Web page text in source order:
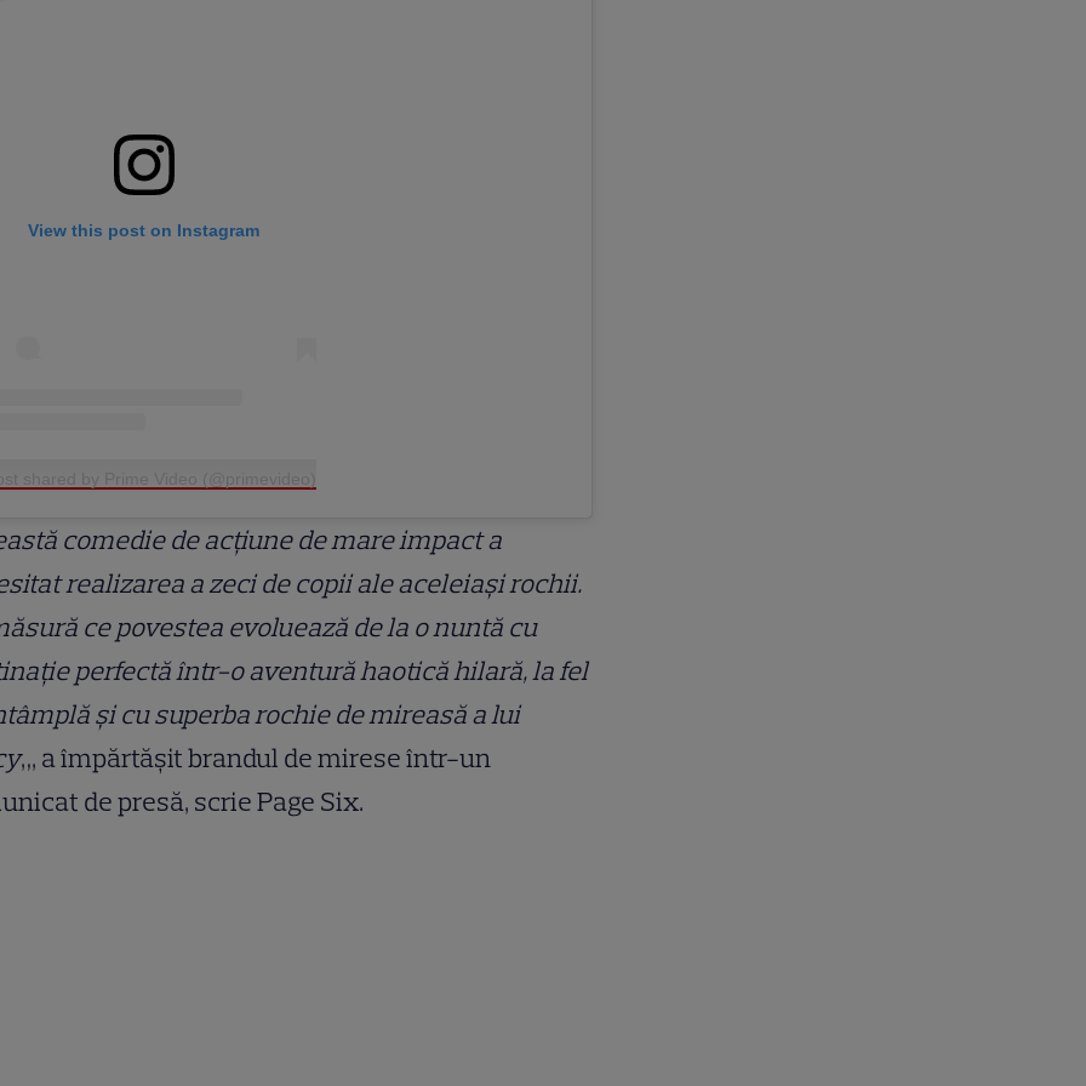
View this post on Instagram
shared by Prime Video (@primevideo)
comedie de acțiune de mare impact a
realizarea a zeci de copii ale aceleiași rochii.
ce povestea evoluează de la o nuntă cu
perfectă într-o aventură haotică hilară, la fel
și cu superba rochie de mireasă a lui
„, a împărtășit brandul de mirese într-un
de presă, scrie Page Six.